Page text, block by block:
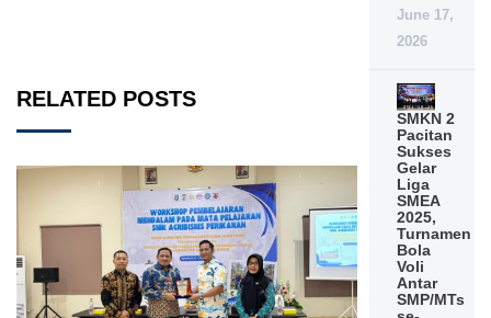
RELATED POSTS
June 17,
2026
SMKN 2
Pacitan
Sukses
Gelar
Liga
SMEA
2025,
Turnamen
Bola
Voli
Antar
SMP/MTs